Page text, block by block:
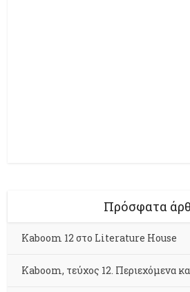
Πρόσφατα
Kaboom 12 στο Literature House
Kaboom, τεύχος 12. Περιεχόμενα